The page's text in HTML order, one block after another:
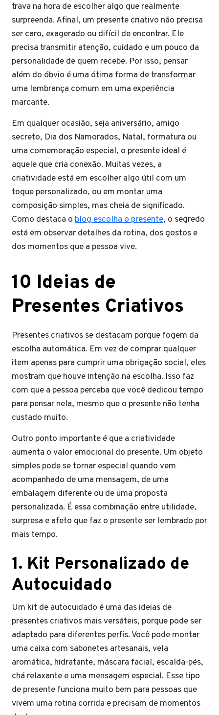
trava na hora de escolher algo que realmente
surpreenda. Afinal, um presente criativo não precisa
ser caro, exagerado ou difícil de encontrar. Ele
precisa transmitir atenção, cuidado e um pouco da
personalidade de quem recebe. Por isso, pensar
além do óbvio é uma ótima forma de transformar
uma lembrança comum em uma experiência
marcante.
Em qualquer ocasião, seja aniversário, amigo
secreto, Dia dos Namorados, Natal, formatura ou
uma comemoração especial, o presente ideal é
aquele que cria conexão. Muitas vezes, a
criatividade está em escolher algo útil com um
toque personalizado, ou em montar uma
composição simples, mas cheia de significado.
Como destaca o blog escolha o presente, o segredo
está em observar detalhes da rotina, dos gostos e
dos momentos que a pessoa vive.
10 Ideias de
Presentes Criativos
Presentes criativos se destacam porque fogem da
escolha automática. Em vez de comprar qualquer
item apenas para cumprir uma obrigação social, eles
mostram que houve intenção na escolha. Isso faz
com que a pessoa perceba que você dedicou tempo
para pensar nela, mesmo que o presente não tenha
custado muito.
Outro ponto importante é que a criatividade
aumenta o valor emocional do presente. Um objeto
simples pode se tornar especial quando vem
acompanhado de uma mensagem, de uma
embalagem diferente ou de uma proposta
personalizada. É essa combinação entre utilidade,
surpresa e afeto que faz o presente ser lembrado por
mais tempo.
1. Kit Personalizado de
Autocuidado
Um kit de autocuidado é uma das ideias de
presentes criativos mais versáteis, porque pode ser
adaptado para diferentes perfis. Você pode montar
uma caixa com sabonetes artesanais, vela
aromática, hidratante, máscara facial, escalda-pés,
chá relaxante e uma mensagem especial. Esse tipo
de presente funciona muito bem para pessoas que
vivem uma rotina corrida e precisam de momentos